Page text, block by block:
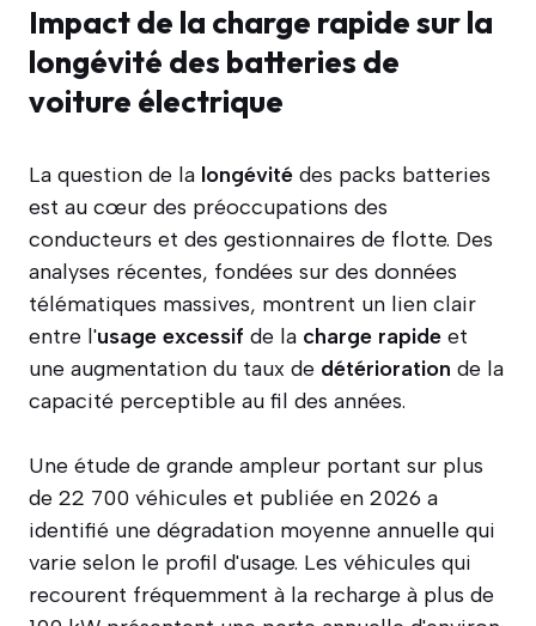
Impact de la charge rapide sur la
longévité des batteries de
voiture électrique
La question de la longévité des packs batteries
est au cœur des préoccupations des
conducteurs et des gestionnaires de flotte. Des
analyses récentes, fondées sur des données
télématiques massives, montrent un lien clair
entre l'usage excessif de la charge rapide et
une augmentation du taux de détérioration de la
capacité perceptible au fil des années.
Une étude de grande ampleur portant sur plus
de 22 700 véhicules et publiée en 2026 a
identifié une dégradation moyenne annuelle qui
varie selon le profil d'usage. Les véhicules qui
recourent fréquemment à la recharge à plus de